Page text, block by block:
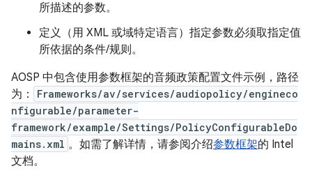
所描述的参数。
定义（用 XML 或域特定语言）指定参数必须取指定值
所依据的条件/规则。
AOSP 中包含使用参数框架的音频政策配置文件示例，路径
为：
Frameworks/av/services/audiopolicy/engineco
nfigurable/parameter-
framework/example/Settings/PolicyConfigurableDo
mains.xml 。如需了解详情，请参阅介绍参数框架的 Intel
文档。